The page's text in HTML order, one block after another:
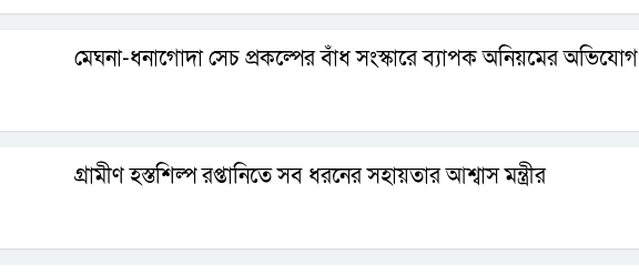
মেঘনা-ধনাগোদা সেচ প্রকল্পের বাঁধ সংস্কারে ব্যাপক অনিয়মের অভিযোগ
গ্রামীণ হস্তশিল্প রপ্তানিতে সব ধরনের সহায়তার আশ্বাস মন্ত্রীর